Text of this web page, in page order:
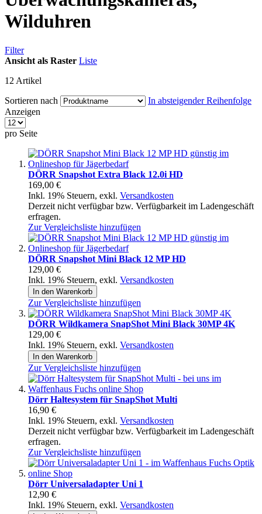
Wilduhren
Filter
Ansicht als Raster Liste
12 Artikel
Sortieren nach
In absteigender Reihenfolge
Anzeigen
pro Seite
DÖRR Snapshot Extra Black 12.0i HD
169,00 €
Inkl. 19% Steuern, exkl. Versandkosten
Derzeit nicht verfügbar bzw. Verfügbarkeit im Ladengeschäft
erfragen.
Zur Vergleichsliste hinzufügen
DÖRR Snapshot Mini Black 12 MP HD
129,00 €
Inkl. 19% Steuern, exkl. Versandkosten
In den Warenkorb
Zur Vergleichsliste hinzufügen
DÖRR Wildkamera SnapShot Mini Black 30MP 4K
129,00 €
Inkl. 19% Steuern, exkl. Versandkosten
In den Warenkorb
Zur Vergleichsliste hinzufügen
Dörr Haltesystem für SnapShot Multi
16,90 €
Inkl. 19% Steuern, exkl. Versandkosten
Derzeit nicht verfügbar bzw. Verfügbarkeit im Ladengeschäft
erfragen.
Zur Vergleichsliste hinzufügen
Dörr Universaladapter Uni 1
12,90 €
Inkl. 19% Steuern, exkl. Versandkosten